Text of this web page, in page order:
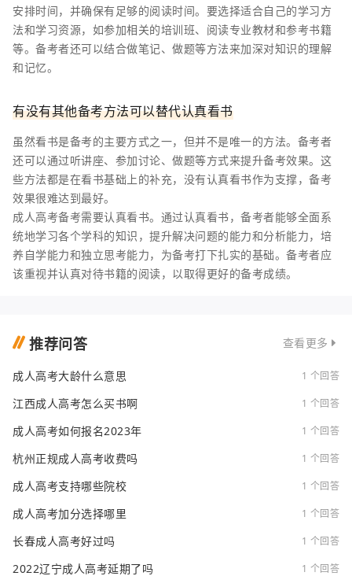
安排时间，并确保有足够的阅读时间。要选择适合自己的学习方
法和学习资源，如参加相关的培训班、阅读专业教材和参考书籍
等。备考者还可以结合做笔记、做题等方法来加深对知识的理解
和记忆。
有没有其他备考方法可以替代认真看书
虽然看书是备考的主要方式之一，但并不是唯一的方法。备考者
还可以通过听讲座、参加讨论、做题等方式来提升备考效果。这
些方法都是在看书基础上的补充，没有认真看书作为支撑，备考
效果很难达到最好。
成人高考备考需要认真看书。通过认真看书，备考者能够全面系
统地学习各个学科的知识，提升解决问题的能力和分析能力，培
养自学能力和独立思考能力，为备考打下扎实的基础。备考者应
该重视并认真对待书籍的阅读，以取得更好的备考成绩。
推荐问答 查看更多
成人高考大龄什么意思 1 个回答
江西成人高考怎么买书啊 1 个回答
成人高考如何报名2023年 1 个回答
杭州正规成人高考收费吗 1 个回答
成人高考支持哪些院校 1 个回答
成人高考加分选择哪里 1 个回答
长春成人高考好过吗 1 个回答
2022辽宁成人高考延期了吗 1 个回答